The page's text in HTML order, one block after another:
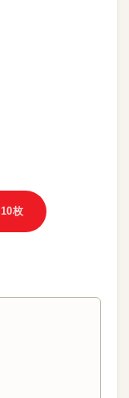
10枚